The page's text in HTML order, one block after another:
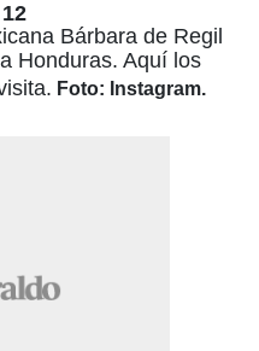
Bárbara de Regil
Honduras. Aquí los
Foto: Instagram.